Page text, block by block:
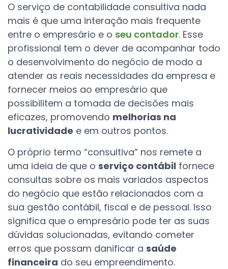
O serviço de contabilidade consultiva nada
mais é que uma interação mais frequente
entre o empresário e o seu contador. Esse
profissional tem o dever de acompanhar todo
o desenvolvimento do negócio de modo a
atender as reais necessidades da empresa e
fornecer meios ao empresário que
possibilitem a tomada de decisões mais
eficazes, promovendo melhorias na
lucratividade e em outros pontos.
O próprio termo “consultiva” nos remete a
uma ideia de que o serviço contábil fornece
consultas sobre os mais variados aspectos
do negócio que estão relacionados com a
sua gestão contábil, fiscal e de pessoal. Isso
significa que o empresário pode ter as suas
dúvidas solucionadas, evitando cometer
erros que possam danificar a saúde
financeira do seu empreendimento.